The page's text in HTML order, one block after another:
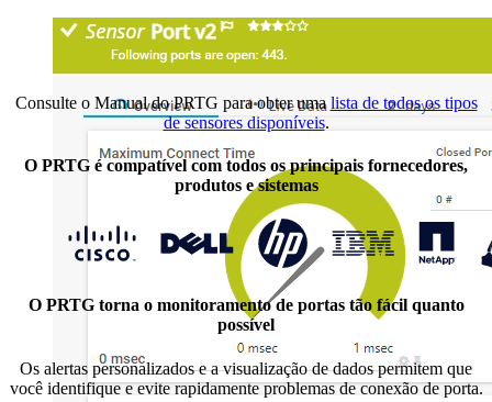
Consulte o Manual do PRTG para obter umalista de todos os tipos
de sensores disponíveis.
O PRTG é compatível com todos os principais fornecedores,
produtos e sistemas
O PRTG torna o monitoramento de portas tão fácil quanto
possível
Os alertas personalizados e a visualização de dados permitem que
você identifique e evite rapidamente problemas de conexão de porta.